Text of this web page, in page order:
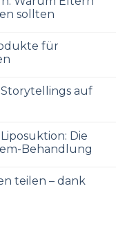
sollten
für
auf
Die
Behandlung
teilen – dank